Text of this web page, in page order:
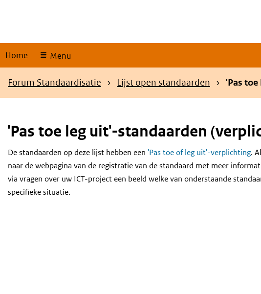
Home Menu
Kruimelpad
Forum Standaardisatie Lijst open standaarden 'Pas
'Pas toe leg uit'-standaarden
Content
De standaarden op deze lijst hebben een 'Pas toe of leg uit'-verplichting.
naar de webpagina van de registratie van de standaard met meer
via vragen over uw ICT-project een beeld welke van onderstaande
specifieke situatie.